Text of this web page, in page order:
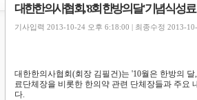
대한한의사협회, '8회 한방의 달' 기념식 성료
기사입력 2013-10-24 오후 6:18:00 | 최종수정 2013-
대한한의사협회(회장 김필건)는 '10월은 한방의
료단체장을 비롯한 한의약 관련 단체장들과 주요
다.